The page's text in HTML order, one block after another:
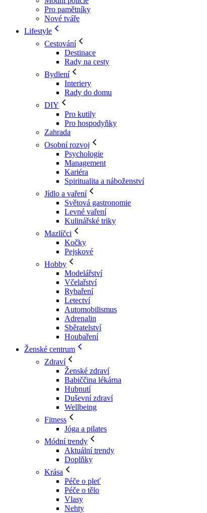
Pro pamětníky
Nové tváře
Lifestyle
Cestování
Destinace
Rady na cesty
Bydlení
Interiery
Rady do domu
DIY
Pro kutily
Pro hospodyňky
Zahrada
Osobní rozvoj
Psychologie
Management
Kariéra
Spiritualita a náboženství
Jídlo a vaření
Světová gastronomie
Levné vaření
Kulinářské triky
Mazlíčci
Kočky
Pejskové
Hobby
Modelářství
Včelařství
Rybaření
Letectví
Automobilismus
Adrenalin
Sběratelství
Houbaření
Ženské centrum
Zdraví
Ženské zdraví
Babiččina lékárna
Hubnutí
Duševní zdraví
Wellbeing
Fitness
Jóga a pilates
Módní trendy
Aktuální trendy
Doplňky
Krása
Péče o pleť
Péče o tělo
Vlasy
Nehty